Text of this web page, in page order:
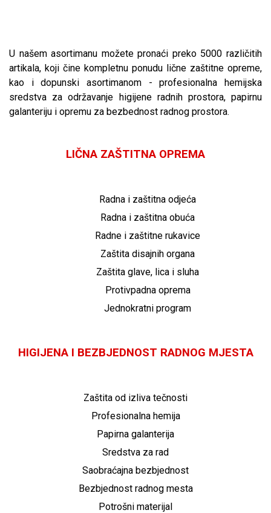
U našem asortimanu možete pronaći preko 5000 različitih
artikala, koji čine kompletnu ponudu lične zaštitne opreme,
kao i dopunski asortimanom - profesionalna hemijska
sredstva za održavanje higijene radnih prostora, papirnu
galanteriju i opremu za bezbednost radnog prostora.
LIČNA ZAŠTITNA OPREMA
Radna i zaštitna odjeća
Radna i zaštitna obuća
Radne i zaštitne rukavice
Zaštita disajnih organa
Zaštita glave, lica i sluha
Protivpadna oprema
Jednokratni program
HIGIJENA I BEZBJEDNOST RADNOG MJESTA
Zaštita od izliva tečnosti
Profesionalna hemija
Papirna galanterija
Sredstva za rad
Saobraćajna bezbjednost
Bezbjednost radnog mesta
Potrošni materijal